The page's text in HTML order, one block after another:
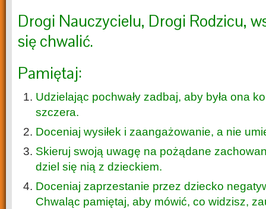
Drogi Nauczycielu, Drogi Rodzicu,
się chwalić.
Pamiętaj:
Udzielając pochwały zadbaj, aby była ona
szczera.
Doceniaj wysiłek i zaangażowanie, a nie
Skieruj swoją uwagę na pożądane
dziel się nią z dzieckiem.
Doceniaj zaprzestanie przez dziecko
Chwaląc pamiętaj, aby mówić, co widzisz,